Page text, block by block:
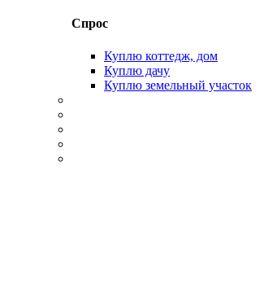
Спрос
Куплю коттедж, дом
Куплю дачу
Куплю земельный участок